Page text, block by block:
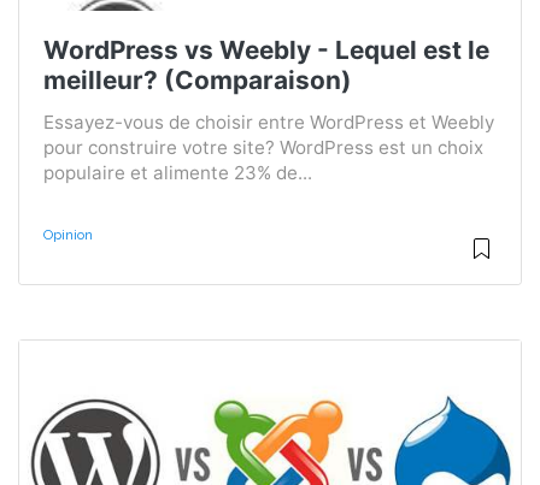
WordPress vs Weebly - Lequel est le
meilleur? (Comparaison)
Essayez-vous de choisir entre WordPress et Weebly
pour construire votre site? WordPress est un choix
populaire et alimente 23% de...
Opinion